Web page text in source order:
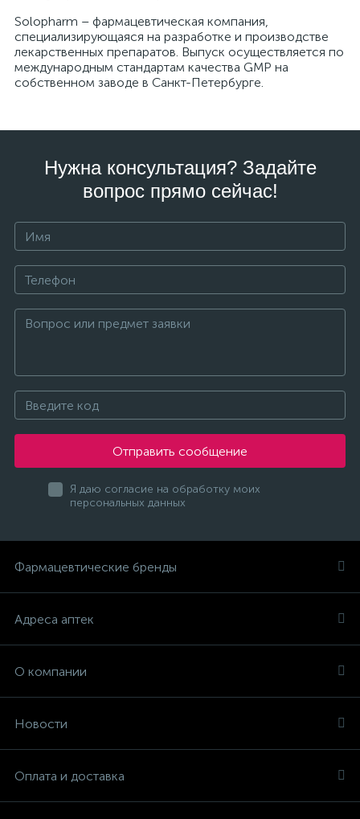
Solopharm – фармацевтическая компания,
специализирующаяся на разработке и производстве
лекарственных препаратов. Выпуск осуществляется по
международным стандартам качества GMP на
собственном заводе в Санкт-Петербурге.
Нужна консультация? Задайте
вопрос прямо сейчас!
Отправить сообщение
Я даю согласие на обработку моих
персональных данных
Фармацевтические бренды
Адреса аптек
О компании
Новости
Оплата и доставка